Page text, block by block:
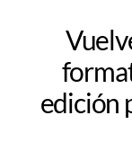
edición